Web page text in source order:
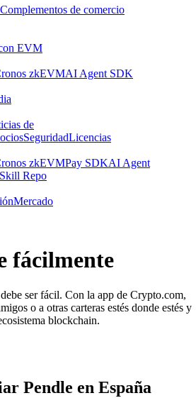
Complementos de comercio
EVM
zkEVMAI Agent SDK
de
SeguridadLicencias
zkEVMPay SDKAI Agent
Repo
Mercado
fácilmente
ser fácil. Con la app de Crypto.com,
o a otras carteras estés donde estés y
blockchain.
Pendle en España